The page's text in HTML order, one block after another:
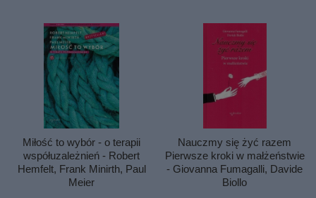
Miłość to wybór - o terapii
współuzależnień - Robert
Hemfelt, Frank Minirth, Paul
Meier
Nauczmy się żyć razem
Pierwsze kroki w małżeństwie
- Giovanna Fumagalli, Davide
Biollo